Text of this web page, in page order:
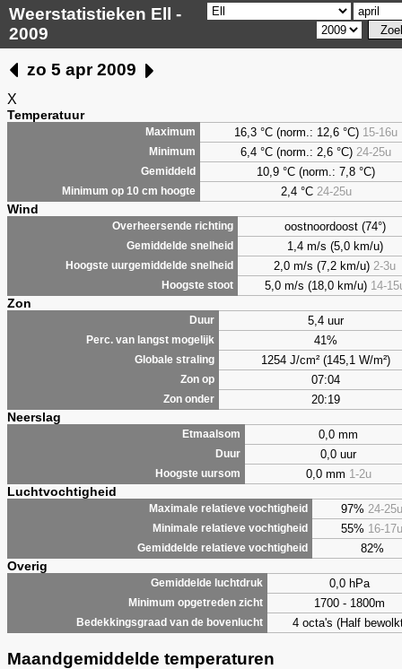
Weerstatistieken Ell -
2009
zo 5 apr 2009
X
Temperatuur
Maximum 16,3 °C (norm.: 12,6 °C) 15-16u
Minimum 6,4 °C (norm.: 2,6 °C) 24-25u
Gemiddeld 10,9 °C (norm.: 7,8 °C)
Minimum op 10 cm hoogte 2,4°C 24-25u
Wind
Overheersende richting oostnoordoost (74°)
Gemiddelde snelheid 1,4 m/s (5,0 km/u)
Hoogste uurgemiddelde snelheid 2,0 m/s (7,2 km/u) 2-3u
Hoogste stoot 5,0 m/s (18,0 km/u) 14-
Zon
Duur 5,4 uur
Perc. van langst mogelijk 41%
Globale straling 1254 J/cm² (145,1 W/m²)
Zon op 07:04
Zon onder 20:19
Neerslag
Etmaalsom 0,0 mm
Duur 0,0 uur
Hoogste uursom 0,0 mm 1-2u
Luchtvochtigheid
Maximale relatieve vochtigheid 97% 24-25u
Minimale relatieve vochtigheid 55% 16-17u
Gemiddelde relatieve vochtigheid 82%
Overig
Gemiddelde luchtdruk 0,0 hPa
Minimum opgetreden zicht 1700 - 1800m
Bedekkingsgraad van de bovenlucht 4 octa's (Half
Maandgemiddelde temperaturen